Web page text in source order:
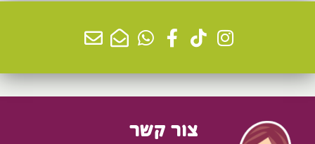
צור קשר